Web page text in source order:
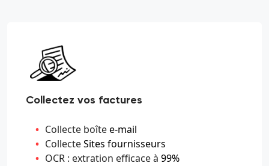
Collectez vos factures
Collecte boîtee-mail
CollecteSites fournisseurs
OCR : extration efficace à 99%